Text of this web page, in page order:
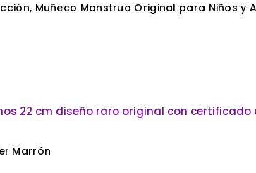
Muñeco Monstruo Original para Niños y
Marrón